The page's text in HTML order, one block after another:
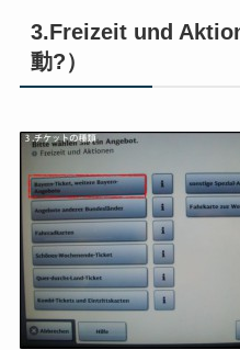
3.Freizeit und
動?）